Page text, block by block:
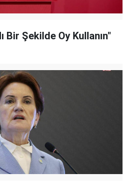
Bir Şekilde Oy Kullanın"